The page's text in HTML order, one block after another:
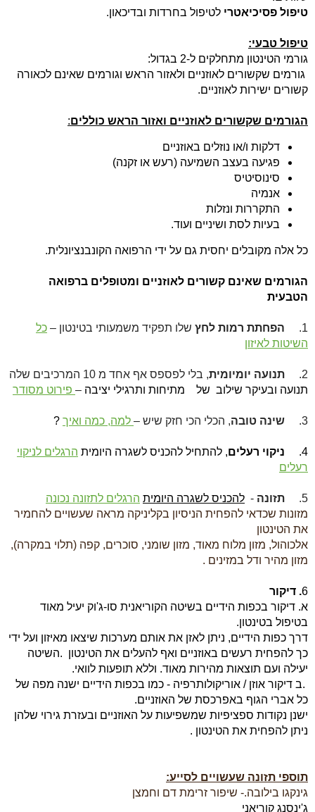
טיפול פסיכיאטרי לטיפול בחרדות ובדיכאון.
טיפול טבעי:
גורמי הטינטון מתחלקים ל-2 בגדול
:
גורמים שקשורים לאוזניים ולאזור הראש וגורמים שאינם לכאורה
קשורים ישירות לאוזניים.
הגורמים שקשורים לאוזניים ואזור הראש כוללים:
דלקות ו/או נוזלים באוזניים
פגיעה בעצב השמיעה (רעש או זקנה)
סינוסיטיס
אנמיה
התקררות ונזלות
בעיות לסת ושיניים ועוד.
כל אלה מקובלים יחסית גם על ידי הרפואה הקונבנציונלית.
הגורמים שאינם קשורים לאוזניים ומטופלים ברפואה
הטבעית
1. הפחתת רמות לחץ שלו תפקיד משמעותי בטינטון – כל
השיטות לאיזון
2. תנועה יומיומית, בלי לפספס אף אחד מ 10 המרכיבים שלה
תנועה ובעיקר שילוב של מתיחות ותרגילי יציבה – פירוט מסודר
3. שינה טובה, הכלי הכי חזק שיש – למה, כמה ואיך ?
4. ניקוי רעלים, להתחיל להכניס לשגרה היומית הרגלים לניקוי
רעלים
5. תזונה - להכניס לשגרה היומית הרגלים לתזונה נכונה
מזונות שכדאי להפחית הניסיון בקליניקה מראה שעשויים להחמיר
את הטינטון
אלכוהול, מזון מלוח מאוד, מזון שומני, סוכרים, קפה (תלוי במקרה),
מזון מהיר ודל במזינים .
6. דיקור
א. דיקור בכפות הידיים בשיטה הקוריאנית סו-ג'וק יעיל מאוד
בטיפול בטינטון.
דרך כפות הידיים, ניתן לאזן את אותם מערכות שיצאו מאיזון ועל ידי
כך להפחית רעשים באוזניים ואף להעלים את הטינטון .השיטה
יעילה ועם תוצאות מהירות מאוד. וללא תופעות לוואי.
ב.
דיקור אוזן / אוריקולותרפיה - כמו בכפות הידיים ישנה מפה של
כל אברי הגוף באפרכסת של האוזניים.
ישנן נקודות ספציפיות שמשפיעות על האוזניים ובעזרת גירוי שלהן
ניתן להפחית את הטינטון .
תוספי תזונה שעשויים לסייע:
גינקגו בילובה.- שיפור זרימת דם וחמצן
ג'ינסנג קוריאני